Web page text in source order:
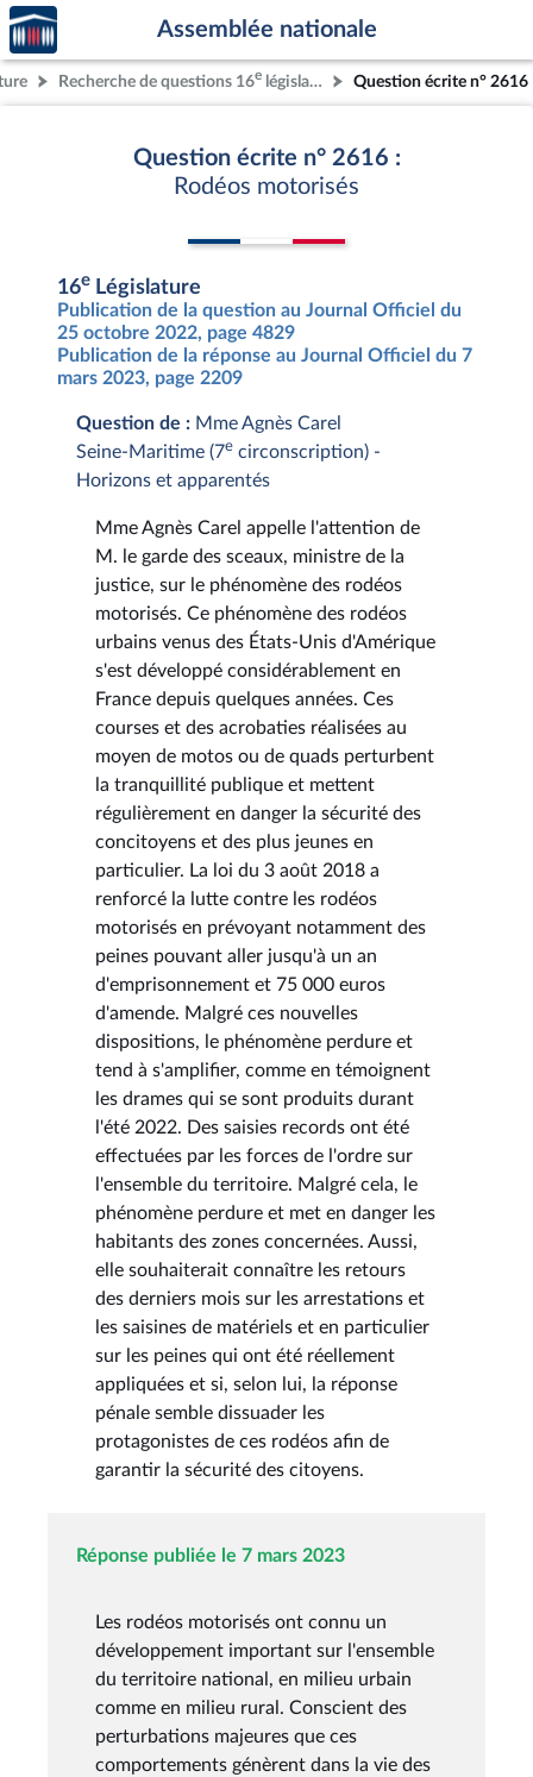
Aller au contenu
Aller en bas de la page
Accèder
à la
page
d'accueil
Assemblée nationale
Recherche de questions 16e législature Question écrite n° 2616
Question écrite n° 2616 :
Rodéos motorisés
16e Législature
Publication de la question au Journal Officiel du
25 octobre 2022, page 4829
Publication de la réponse au Journal Officiel du 7
mars 2023, page 2209
Question de : Mme Agnès Carel
Seine-Maritime (7e circonscription) -
Horizons et apparentés
Mme Agnès Carel appelle l'attention de
M. le garde des sceaux, ministre de la
justice, sur le phénomène des rodéos
motorisés. Ce phénomène des rodéos
urbains venus des États-Unis d'Amérique
s'est développé considérablement en
France depuis quelques années. Ces
courses et des acrobaties réalisées au
moyen de motos ou de quads perturbent
la tranquillité publique et mettent
régulièrement en danger la sécurité des
concitoyens et des plus jeunes en
particulier. La loi du 3 août 2018 a
renforcé la lutte contre les rodéos
motorisés en prévoyant notamment des
peines pouvant aller jusqu'à un an
d'emprisonnement et 75 000 euros
d'amende. Malgré ces nouvelles
dispositions, le phénomène perdure et
tend à s'amplifier, comme en témoignent
les drames qui se sont produits durant
l'été 2022. Des saisies records ont été
effectuées par les forces de l'ordre sur
l'ensemble du territoire. Malgré cela, le
phénomène perdure et met en danger les
habitants des zones concernées. Aussi,
elle souhaiterait connaître les retours
des derniers mois sur les arrestations et
les saisines de matériels et en particulier
sur les peines qui ont été réellement
appliquées et si, selon lui, la réponse
pénale semble dissuader les
protagonistes de ces rodéos afin de
garantir la sécurité des citoyens.
Réponse publiée le 7 mars 2023
Les rodéos motorisés ont connu un
développement important sur l'ensemble
du territoire national, en milieu urbain
comme en milieu rural. Conscient des
perturbations majeures que ces
comportements génèrent dans la vie des